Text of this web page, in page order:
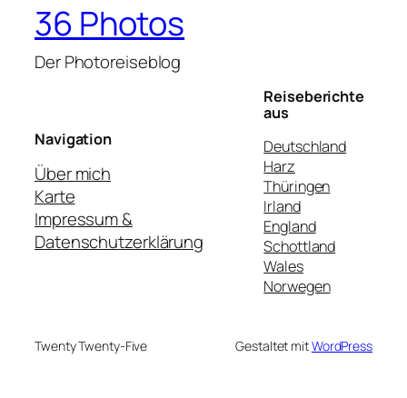
36 Photos
Der Photoreiseblog
Navigation
Über mich
Karte
Impressum &
Datenschutzerklärung
Reiseberichte
aus
Deutschland
Harz
Thüringen
Irland
England
Schottland
Wales
Norwegen
Twenty Twenty-Five Gestaltet mitWordPress